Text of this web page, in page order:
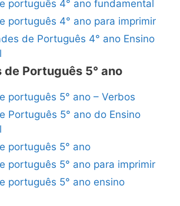
português 4° ano fundamental
português 4° ano para imprimir
de Português 4° ano Ensino
Português 5° ano
português 5° ano – Verbos
Português 5° ano do Ensino
português 5° ano
português 5° ano para imprimir
português 5° ano ensino